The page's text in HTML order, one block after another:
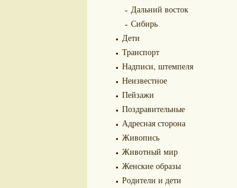
Дальний восток
Сибирь
Дети
Транспорт
Надписи, штемпеля
Неизвестное
Пейзажи
Поздравительные
Адресная сторона
Живопись
Животный мир
Женские образы
Родители и дети